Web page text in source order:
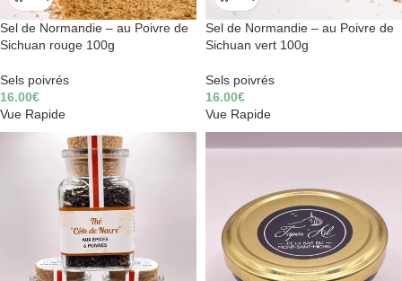
Sel de Normandie – au Poivre de
Sichuan rouge 100g
Sels poivrés
16.00€
Vue Rapide
Sel de Normandie – au Poivre de
Sichuan vert 100g
Sels poivrés
16.00€
Vue Rapide